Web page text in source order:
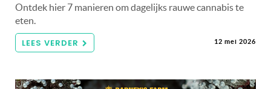
Ontdek hier 7 manieren om dagelijks rauwe cannabis te
eten.
LEES VERDER 12 mei 2026